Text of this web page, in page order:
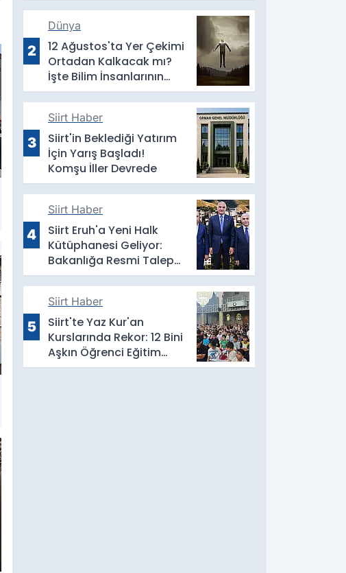
2
Dünya
12 Ağustos'ta Yer Çekimi
Ortadan Kalkacak mı?
İşte Bilim İnsanlarının
Yanıtı
3
Siirt Haber
Siirt'in Beklediği Yatırım
İçin Yarış Başladı!
Komşu İller Devrede
4
Siirt Haber
Siirt Eruh'a Yeni Halk
Kütüphanesi Geliyor:
Bakanlığa Resmi Talep
İletildi
5
Siirt Haber
Siirt'te Yaz Kur'an
Kurslarında Rekor: 12 Bini
Aşkın Öğrenci Eğitim
Alıyor